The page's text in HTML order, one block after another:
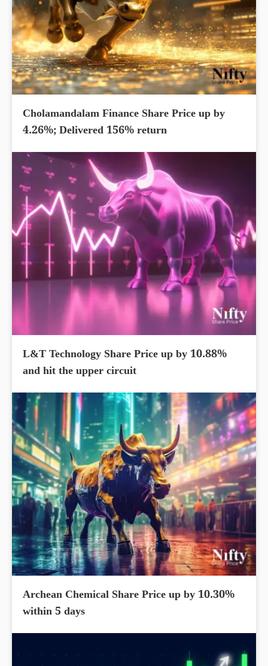
Cholamandalam Finance Share Price up by
4.26%; Delivered 156% return
L&T Technology Share Price up by 10.88%
and hit the upper circuit
Archean Chemical Share Price up by 10.30%
within 5 days